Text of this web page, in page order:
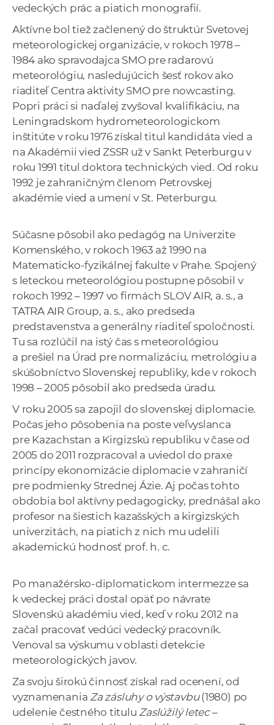
vedeckých prác a piatich monografií.
Aktívne bol tiež začlenený do štruktúr Svetovej
meteorologickej organizácie, v rokoch 1978 –
1984 ako spravodajca SMO pre radarovú
meteorológiu, nasledujúcich šesť rokov ako
riaditeľ Centra aktivity SMO pre nowcasting.
Popri práci si naďalej zvyšoval kvalifikáciu, na
Leningradskom hydrometeorologickom
inštitúte v roku 1976 získal titul kandidáta vied a
na Akadémii vied ZSSR už v Sankt Peterburgu v
roku 1991 titul doktora technických vied. Od roku
1992 je zahraničným členom Petrovskej
akadémie vied a umení v St. Peterburgu.
Súčasne pôsobil ako pedagóg na Univerzite
Komenského, v rokoch 1963 až 1990 na
Matematicko-fyzikálnej fakulte v Prahe. Spojený
s leteckou meteorológiou postupne pôsobil v
rokoch 1992 – 1997 vo firmách SLOV AIR, a. s., a
TATRA AIR Group, a. s., ako predseda
predstavenstva a generálny riaditeľ spoločnosti.
Tu sa rozlúčil na istý čas s meteorológiou
a prešiel na Úrad pre normalizáciu, metrológiu a
skúšobníctvo Slovenskej republiky, kde v rokoch
1998 – 2005 pôsobil ako predseda úradu.
V roku 2005 sa zapojil do slovenskej diplomacie.
Počas jeho pôsobenia na poste veľvyslanca
pre Kazachstan a Kirgizskú republiku v čase od
2005 do 2011 rozpracoval a uviedol do praxe
princípy ekonomizácie diplomacie v zahraničí
pre podmienky Strednej Ázie. Aj počas tohto
obdobia bol aktívny pedagogicky, prednášal ako
profesor na šiestich kazašských a kirgizských
univerzitách, na piatich z nich mu udelili
akademickú hodnosť prof. h. c.
Po manažérsko-diplomatickom intermezze sa
k vedeckej práci dostal opäť po návrate
Slovenskú akadémiu vied, keď v roku 2012 na
začal pracovať vedúci vedecký pracovník.
Venoval sa výskumu v oblasti detekcie
meteorologických javov.
Za svoju širokú činnosť získal rad ocenení, od
vyznamenania Za zásluhy o výstavbu(1980) po
udelenie čestného titulu Zaslúžilý letec–